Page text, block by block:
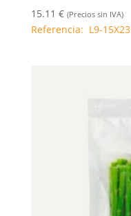
15.11 € (Precios sin IVA)
Referencia: L9-15X23